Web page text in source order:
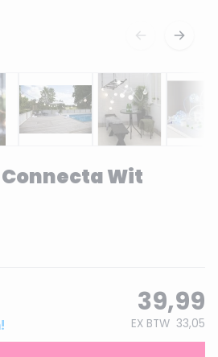
Wit
39,99
EX BTW 33,05